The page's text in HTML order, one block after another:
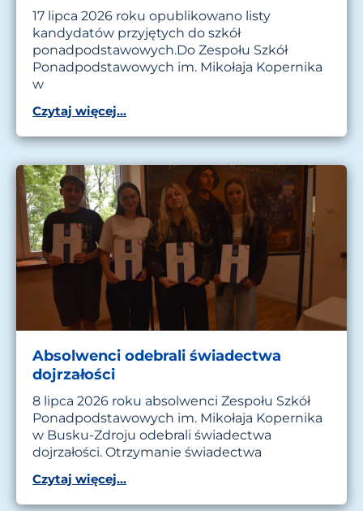
17 lipca 2026 roku opublikowano listy
kandydatów przyjętych do szkół
ponadpodstawowych.Do Zespołu Szkół
Ponadpodstawowych im. Mikołaja Kopernika
w
Czytaj więcej...
Absolwenci odebrali świadectwa
dojrzałości
8 lipca 2026 roku absolwenci Zespołu Szkół
Ponadpodstawowych im. Mikołaja Kopernika
w Busku-Zdroju odebrali świadectwa
dojrzałości. Otrzymanie świadectwa
Czytaj więcej...